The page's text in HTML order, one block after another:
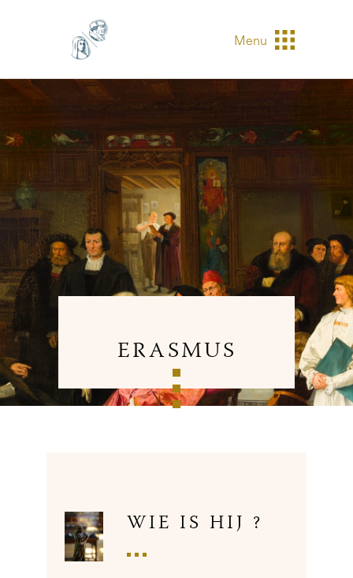
Menu
ERASMUS
WIE IS HIJ ?